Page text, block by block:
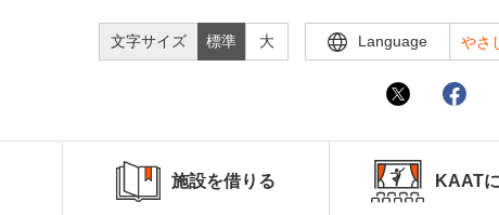
文字サイズ 標準 大 Language やさ
施設を借りる KAAT